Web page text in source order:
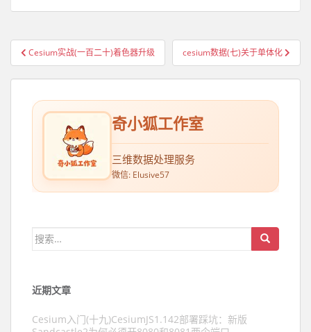
文章导航
Cesium实战(一百二十)着色器升级 cesium数据(七)关于单体化
奇小狐工作室
三维数据处理服务
微信: Elusive57
搜索：
近期文章
Cesium入门(十九)CesiumJS1.142部署踩坑：新版